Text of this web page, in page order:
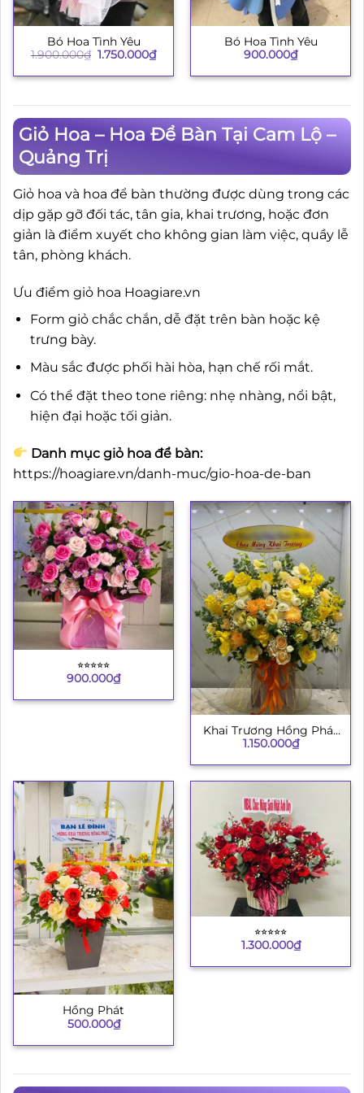
Bó Hoa Tình Yêu
1.900.000₫ Giá
là:
1.750.000₫Giá
hiện
tại
Bó Hoa Tình Yêu
900.000₫
Giỏ Hoa – Hoa Để Bàn Tại Cam Lộ –
Quảng Trị
Giỏ hoa và hoa để bàn thường được dùng trong các
dịp gặp gỡ đối tác, tân gia, khai trương, hoặc đơn
giản là điểm xuyết cho không gian làm việc, quầy lễ
tân, phòng khách.
Ưu điểm giỏ hoa Hoagiare.vn
Form giỏ chắc chắn, dễ đặt trên bàn hoặc kệ
trưng bày.
Màu sắc được phối hài hòa, hạn chế rối mắt.
Có thể đặt theo tone riêng: nhẹ nhàng, nổi bật,
hiện đại hoặc tối giản.
Danh mục giỏ hoa để bàn:
https://hoagiare.vn/danh-muc/gio-hoa-de-ban
⭐︎⭐︎⭐︎⭐︎⭐︎
900.000₫
Khai Trương Hồng Phát
8
1.150.000₫
Hồng Phát
500.000₫
⭐︎⭐︎⭐︎⭐︎⭐︎
1.300.000₫